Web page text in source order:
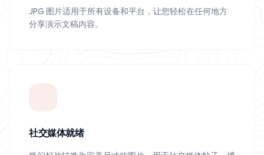
JPG 图片适用于所有设备和平台，让您轻松在任何地方
分享演示文稿内容。
社交媒体就绪